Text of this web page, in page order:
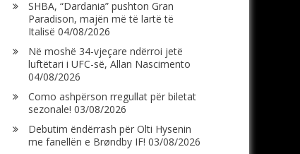
SHBA, “Dardania” pushton Gran
Paradison, majën më të lartë të
Italisë 04/08/2026
Në moshë 34-vjeçare ndërroi jetë
luftëtari i UFC-së, Allan Nascimento
04/08/2026
Como ashpërson rregullat për biletat
sezonale! 03/08/2026
Debutim ëndërrash për Olti Hysenin
me fanellën e Brøndby IF! 03/08/2026